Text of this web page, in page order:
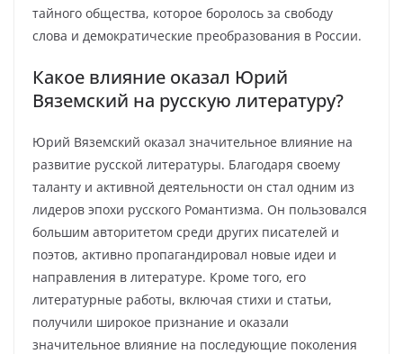
тайного общества, которое боролось за свободу
слова и демократические преобразования в России.
Какое влияние оказал Юрий
Вяземский на русскую литературу?
Юрий Вяземский оказал значительное влияние на
развитие русской литературы. Благодаря своему
таланту и активной деятельности он стал одним из
лидеров эпохи русского Романтизма. Он пользовался
большим авторитетом среди других писателей и
поэтов, активно пропагандировал новые идеи и
направления в литературе. Кроме того, его
литературные работы, включая стихи и статьи,
получили широкое признание и оказали
значительное влияние на последующие поколения